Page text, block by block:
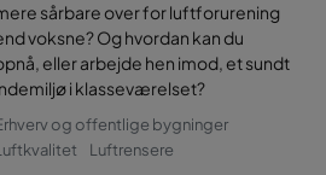
ePM1 70%
ePM1 70%
10 ePM1 70%
sårbare over for luftforurening
voksne? Og hvordan kan du
eller arbejde hen imod, et sundt
i klasseværelset?
og offentlige bygninger
Luftrensere